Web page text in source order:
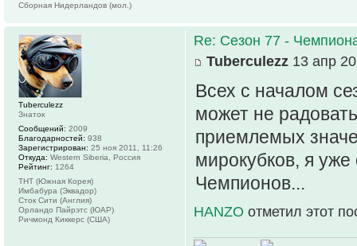
Сборная Нидерландов (мол.)
Re: Сезон 77 -
Tuberculezz 13 апр
Всех с началом
может не
приемлемых
мирокубков, я уже
Чемпионов...
HANZO отметил этот
Tuberculezz
Знаток
Сообщений: 2009
Благодарностей: 938
Зарегистрирован: 25 ноя 2011, 11:26
Откуда: Western Siberia, Россия
Рейтинг: 1264
ТНТ (Южная Корея)
Имбабура (Эквадор)
Сток Сити (Англия)
Орландо Пайрэтс (ЮАР)
Ричмонд Киккерс (США)